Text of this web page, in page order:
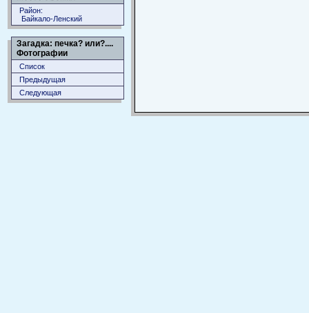
Район:
Байкало-Ленский
Загадка: печка? или?....
Фотографии
Список
Предыдущая
Следующая